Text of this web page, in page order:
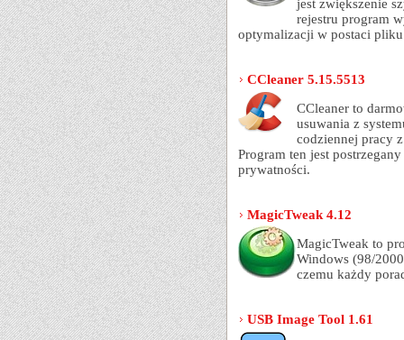
jest zwiększenie
rejestru program
optymalizacji w postaci
CCleaner 5.15.5513
CCleaner to
usuwania z
codziennej pracy
Program ten jest
prywatności.
MagicTweak 4.12
MagicTweak to
Windows (98/
czemu każdy
USB Image Tool 1.61